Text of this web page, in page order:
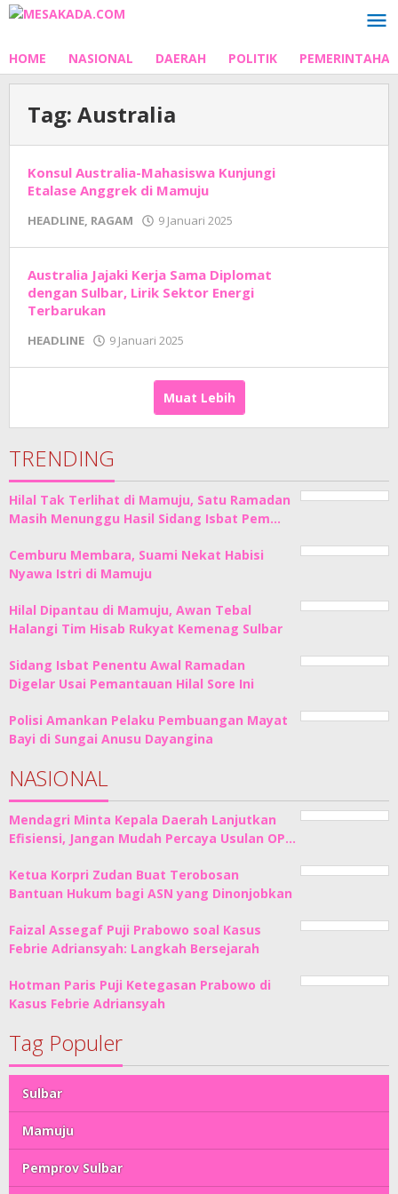
Lewati
HOME NASIONAL DAERAH POLITIK
Tag: Australia
Konsul Australia-Mahasiswa Kunjungi
Etalase Anggrek di Mamuju
HEADLINE, RAGAM 9 Januari 2025
Junaedi
Sholat
Australia Jajaki Kerja Sama Diplomat
dengan Sulbar, Lirik Sektor Energi
Terbarukan
HEADLINE 9 Januari 2025
Junaedi
Sholat
Muat Lebih
TRENDING
Hilal Tak Terlihat di Mamuju, Satu Ramadan
Masih Menunggu Hasil Sidang Isbat Pem…
Cemburu Membara, Suami Nekat Habisi
Nyawa Istri di Mamuju
Hilal Dipantau di Mamuju, Awan Tebal
Halangi Tim Hisab Rukyat Kemenag Sulbar
Sidang Isbat Penentu Awal Ramadan
Digelar Usai Pemantauan Hilal Sore Ini
Polisi Amankan Pelaku Pembuangan Mayat
Bayi di Sungai Anusu Dayangina
NASIONAL
Mendagri Minta Kepala Daerah Lanjutkan
Efisiensi, Jangan Mudah Percaya Usulan OP…
Ketua Korpri Zudan Buat Terobosan
Bantuan Hukum bagi ASN yang Dinonjobkan
Faizal Assegaf Puji Prabowo soal Kasus
Febrie Adriansyah: Langkah Bersejarah
Hotman Paris Puji Ketegasan Prabowo di
Kasus Febrie Adriansyah
Tag Populer
Sulbar
Mamuju
Pemprov Sulbar